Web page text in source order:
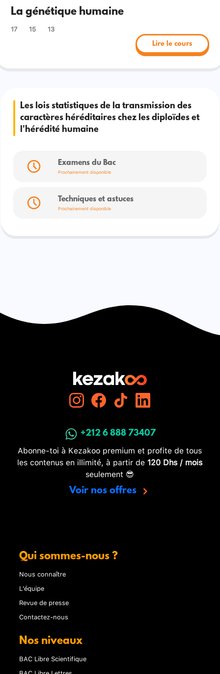
La génétique humaine
17 15 13
Lire le cours
Les lois statistiques de la transmission des
caractères héréditaires chez les diploïdes et
l'hérédité humaine
Examens du Bac
Prochainement disponible
Techniques et astuces
Prochainement disponible
+212 6 888 73407
Abonne-toi à Kezakoo premium et profite de tous
les contenus en illimité, à partir de 120 Dhs / mois
seulement 😎
Voir nos offres
Qui sommes-nous ?
Nous connaître
L'équipe
Revue de presse
Contactez-nous
Nos niveaux
BAC Libre Scientifique